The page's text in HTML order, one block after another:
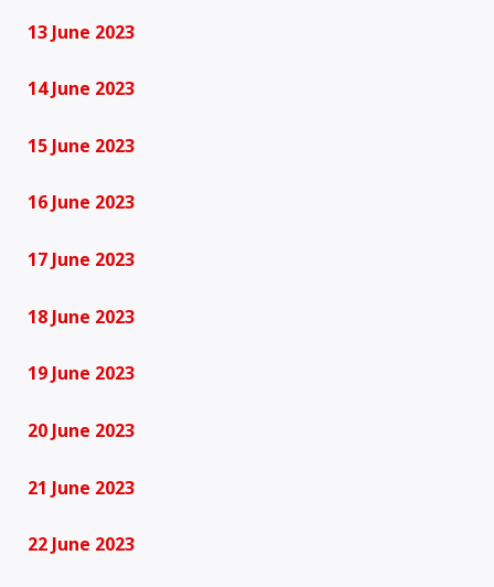
13 June 2023
14 June 2023
15 June 2023
16 June 2023
17 June 2023
18 June 2023
19 June 2023
20 June 2023
21 June 2023
22 June 2023